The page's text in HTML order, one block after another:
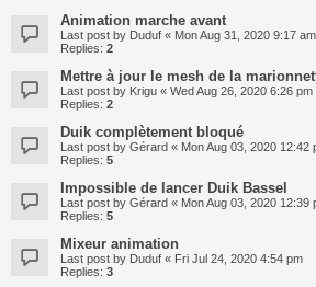
Animation marche avant
Last post by Duduf « Mon Aug 31, 2020 9:17 am
Replies: 2
Mettre à jour le mesh de la
Last post by Krigu « Wed Aug 26, 2020 6:26 pm
Replies: 2
Duik complètement bloqué
Last post by Gérard « Mon Aug 03, 2020 12:42
Replies: 5
Impossible de lancer Duik Bassel
Last post by Gérard « Mon Aug 03, 2020 12:39
Replies: 5
Mixeur animation
Last post by Duduf « Fri Jul 24, 2020 4:54 pm
Replies: 3